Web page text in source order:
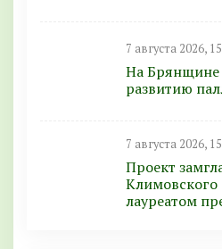
7 августа 2026,
На Брянщине
развитию
7 августа 2026,
Проект
Климовского
лауреатом